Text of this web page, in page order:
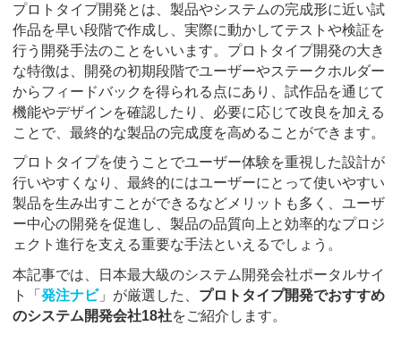
プロトタイプ開発とは、製品やシステムの完成形に近い試
作品を早い段階で作成し、実際に動かしてテストや検証を
行う開発手法のことをいいます。プロトタイプ開発の大き
な特徴は、開発の初期段階でユーザーやステークホルダー
からフィードバックを得られる点にあり、試作品を通じて
機能やデザインを確認したり、必要に応じて改良を加える
ことで、最終的な製品の完成度を高めることができます。
プロトタイプを使うことでユーザー体験を重視した設計が
行いやすくなり、最終的にはユーザーにとって使いやすい
製品を生み出すことができるなどメリットも多く、ユーザ
ー中心の開発を促進し、製品の品質向上と効率的なプロジ
ェクト進行を支える重要な手法といえるでしょう。
本記事では、日本最大級のシステム開発会社ポータルサイ
ト「 発注ナビ」が厳選した、 プロトタイプ開発でおすすめ
のシステム開発会社18社をご紹介します。